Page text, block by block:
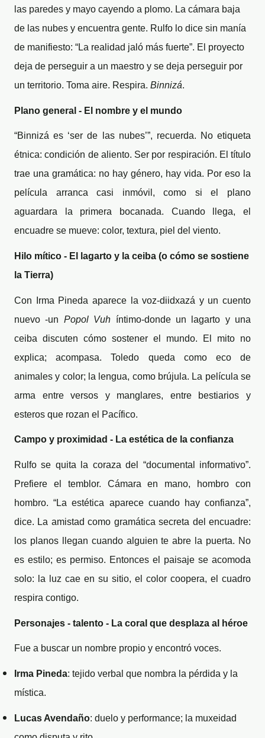
las paredes y mayo cayendo a plomo. La cámara baja
de las nubes y encuentra gente. Rulfo lo dice sin manía
de manifiesto: “La realidad jaló más fuerte”. El proyecto
deja de perseguir a un maestro y se deja perseguir por
un territorio. Toma aire. Respira. Binnizá.
Plano general - El nombre y el mundo
“Binnizá es ‘ser de las nubes’”, recuerda. No etiqueta
étnica: condición de aliento. Ser por respiración. El título
trae una gramática: no hay género, hay vida. Por eso la
película arranca casi inmóvil, como si el plano
aguardara la primera bocanada. Cuando llega, el
encuadre se mueve: color, textura, piel del viento.
Hilo mítico - El lagarto y la ceiba (o cómo se sostiene
la Tierra)
Con Irma Pineda aparece la voz-diidxazá y un cuento
nuevo -un Popol Vuh íntimo-donde un lagarto y una
ceiba discuten cómo sostener el mundo. El mito no
explica; acompasa. Toledo queda como eco de
animales y color; la lengua, como brújula. La película se
arma entre versos y manglares, entre bestiarios y
esteros que rozan el Pacífico.
Campo y proximidad - La estética de la confianza
Rulfo se quita la coraza del “documental informativo”.
Prefiere el temblor. Cámara en mano, hombro con
hombro. “La estética aparece cuando hay confianza”,
dice. La amistad como gramática secreta del encuadre:
los planos llegan cuando alguien te abre la puerta. No
es estilo; es permiso. Entonces el paisaje se acomoda
solo: la luz cae en su sitio, el color coopera, el cuadro
respira contigo.
Personajes - talento - La coral que desplaza al héroe
Fue a buscar un nombre propio y encontró voces.
Irma Pineda: tejido verbal que nombra la pérdida y la
mística.
Lucas Avendaño: duelo y performance; la muxeidad